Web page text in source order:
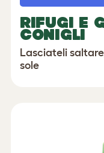
RIFUGI E
CONIGLI
Lasciateli
sole